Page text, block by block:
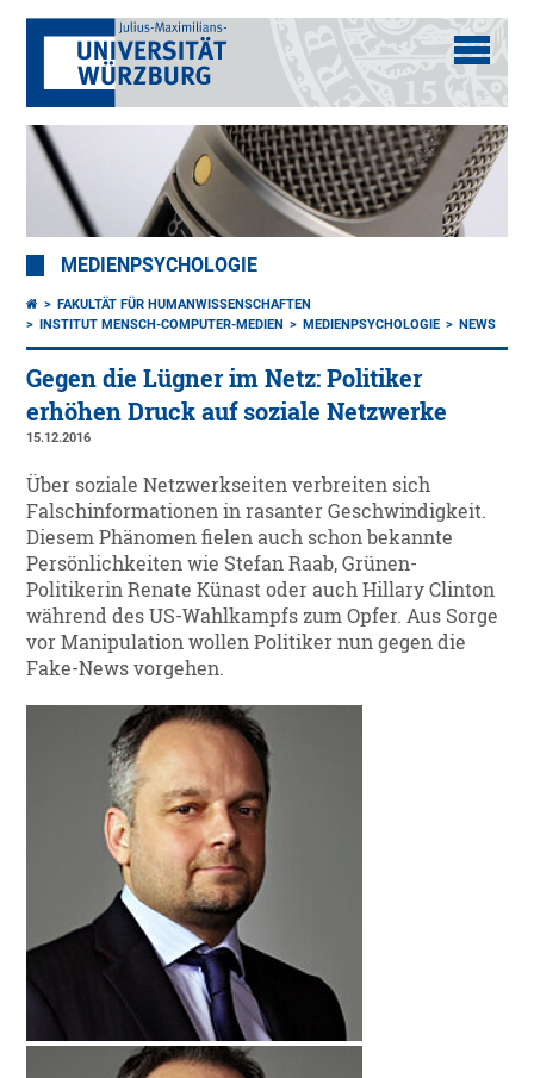
MEDIENPSYCHOLOGIE
FAKULTÄT FÜR HUMANWISSENSCHAFTEN
INSTITUT MENSCH-COMPUTER-MEDIEN
MEDIENPSYCHOLOGIE NEWS
Gegen die Lügner im Netz: Politiker
erhöhen Druck auf soziale Netzwerke
15.12.2016
Über soziale Netzwerkseiten verbreiten sich
Falschinformationen in rasanter Geschwindigkeit.
Diesem Phänomen fielen auch schon bekannte
Persönlichkeiten wie Stefan Raab, Grünen-
Politikerin Renate Künast oder auch Hillary Clinton
während des US-Wahlkampfs zum Opfer. Aus Sorge
vor Manipulation wollen Politiker nun gegen die
Fake-News vorgehen.